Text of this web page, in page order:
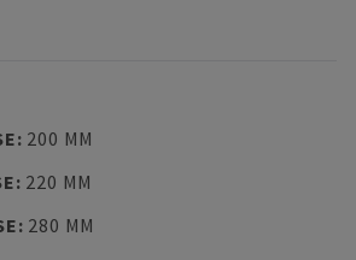
: 200 MM
: 220 MM
: 280 MM